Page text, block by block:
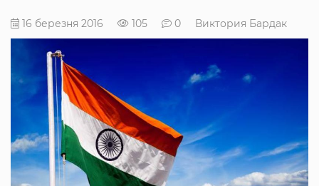
16 березня 2016 105 0 Виктория Бардак